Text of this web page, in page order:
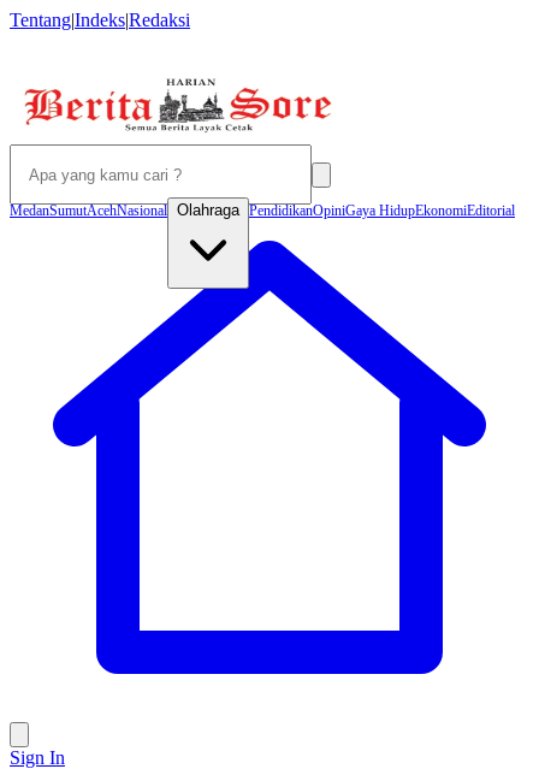
Tentang|Indeks|Redaksi
MedanSumutAcehNasional Olahraga PendidikanOpiniGaya HidupEkonomiEditorial
Sign In